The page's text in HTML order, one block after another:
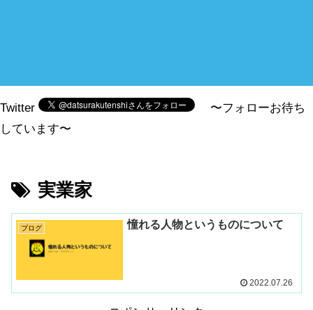
Twitter
〜フォローお待ち
しています〜
実業家
ブログ 憧れる人物というものについて
2022.07.26